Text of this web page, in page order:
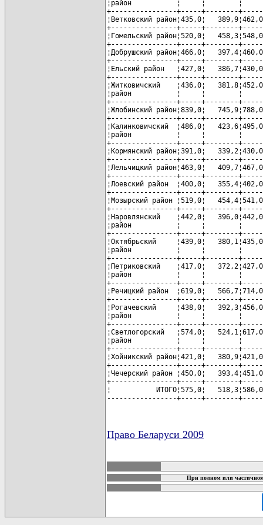
¦район           ¦     ¦        ¦
+----------------+-----+--------
¦Ветковский район¦435,0¦
+----------------+-----+--------
¦Гомельский район¦520,0¦
+----------------+-----+--------
¦Добрушский район¦466,0¦
+----------------+-----+--------
¦Ельский район   ¦427,0¦
+----------------+-----+--------
¦Житковичский    ¦436,0¦
¦район           ¦     ¦        ¦
+----------------+-----+--------
¦Жлобинский район¦839,0¦
+----------------+-----+--------
¦Калинковичский  ¦486,0¦
¦район           ¦     ¦        ¦
+----------------+-----+--------
¦Кормянский район¦391,0¦
+----------------+-----+--------
¦Лельчицкий район¦463,0¦
+----------------+-----+--------
¦Лоевский район  ¦400,0¦
+----------------+-----+--------
¦Мозырский район ¦519,0¦
+----------------+-----+--------
¦Наровлянский    ¦442,0¦
¦район           ¦     ¦        ¦
+----------------+-----+--------
¦Октябрьский     ¦439,0¦
¦район           ¦     ¦        ¦
+----------------+-----+--------
¦Петриковский    ¦417,0¦
¦район           ¦     ¦        ¦
+----------------+-----+--------
¦Речицкий район  ¦619,0¦
+----------------+-----+--------
¦Рогачевский     ¦438,0¦
¦район           ¦     ¦        ¦
+----------------+-----+--------
¦Светлогорский   ¦574,0¦
¦район           ¦     ¦        ¦
+----------------+-----+--------
¦Хойникский район¦421,0¦
+----------------+-----+--------
¦Чечерский район ¦450,0¦
+----------------+-----+--------
¦           ИТОГО¦575,0¦
-----------------+-----+--------
Право Беларуси 2009
При полном или частичном